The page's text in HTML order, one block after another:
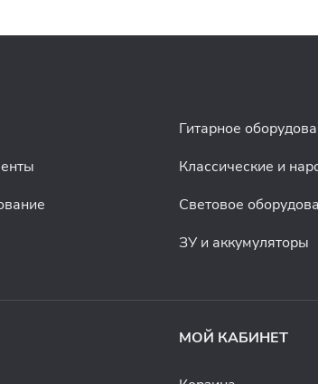
Гитарное
Классические и
Световое
ЗУ и аккумуляторы
МОЙ КАБИНЕТ